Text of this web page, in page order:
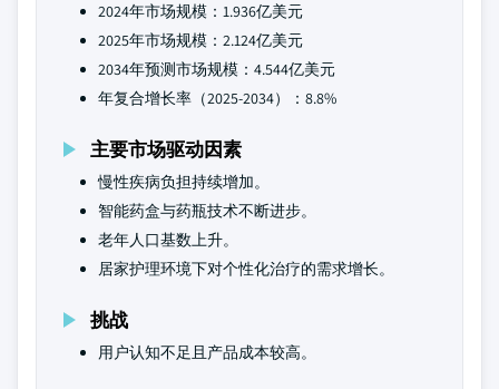
2024年市场规模：1.936亿美元
2025年市场规模：2.124亿美元
2034年预测市场规模：4.544亿美元
年复合增长率（2025-2034）：8.8%
主要市场驱动因素
慢性疾病负担持续增加。
智能药盒与药瓶技术不断进步。
老年人口基数上升。
居家护理环境下对个性化治疗的需求增长。
挑战
用户认知不足且产品成本较高。